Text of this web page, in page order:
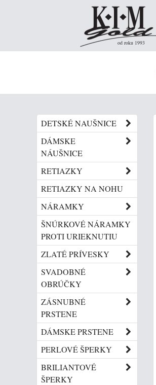
od roku 1993
DETSKÉ NAUŠNICE
DÁMSKE
NÁUŠNICE
RETIAZKY
RETIAZKY NA NOHU
NÁRAMKY
ŠNÚRKOVÉ NÁRAMKY
PROTI URIEKNUTIU
ZLATÉ PRÍVESKY
SVADOBNÉ
OBRÚČKY
ZÁSNUBNÉ
PRSTENE
DÁMSKE PRSTENE
PERLOVÉ ŠPERKY
BRILIANTOVÉ
ŠPERKY